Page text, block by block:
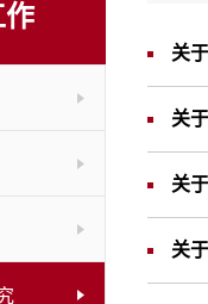
作
关
关
关
关